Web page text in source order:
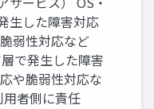
生した障害対応
弱性対応など
で発生した障害
や脆弱性対応な
用者側に責任